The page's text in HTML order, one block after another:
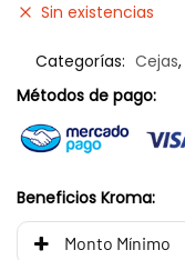
Sin existencias
Categorías: Cejas,
Métodos de pago:
Beneficios Kroma:
Monto Mínimo